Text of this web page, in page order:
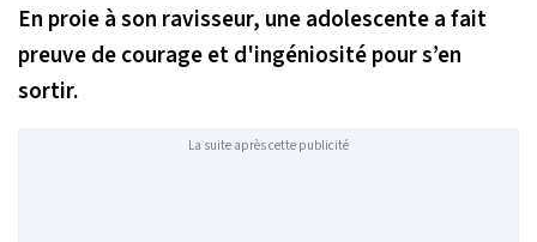
En proie à son ravisseur, une adolescente a fait
preuve de courage et d'ingéniosité pour s’en
sortir.
La suite après cette publicité